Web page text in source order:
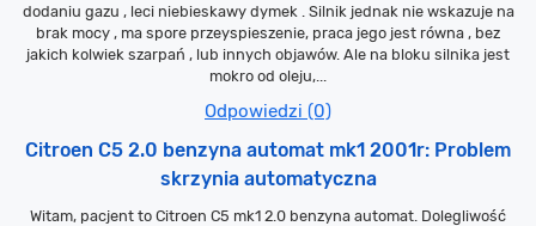
dodaniu gazu , leci niebieskawy dymek . Silnik jednak nie wskazuje na
brak mocy , ma spore przeyspieszenie, praca jego jest równa , bez
jakich kolwiek szarpań , lub innych objawów. Ale na bloku silnika jest
mokro od oleju,...
Odpowiedzi (0)
Citroen C5 2.0 benzyna automat mk1 2001r: Problem
skrzynia automatyczna
Witam, pacjent to Citroen C5 mk1 2.0 benzyna automat. Dolegliwość